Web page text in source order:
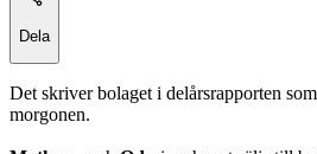
Dela
Det skriver bolaget i delårsrapporten
morgonen.